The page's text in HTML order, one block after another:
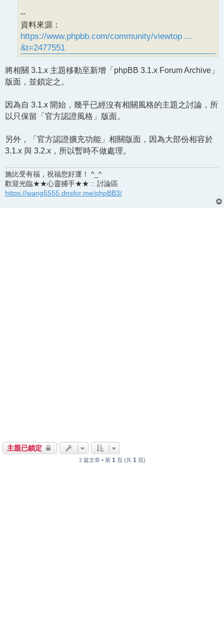
--
資料來源：
https://www.phpbb.com/community/viewtop ...
&t=2477551
將相關 3.1.x 主題移動至新增「phpBB 3.1.x Forum Archive」
版面，並鎖定之。
因為自 3.1.x 開始，幾乎已經沒有相關風格的主題之討論，所
以只保留「官方認證風格」版面。
另外，「官方認證擴充功能」相關版面，因為大部份相容於
3.1.x 與 3.2.x，所以暫時不做處理。
施比受有福，祝福您好運！ ^_^
歡迎光臨★★心靈捕手★★ :: 討論區
https://wang5555.dnsfor.me/phpBB3/
主題已鎖定
2 篇文章 • 第 1 頁 (共 1 頁)